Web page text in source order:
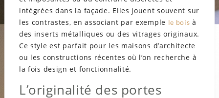
intégrées dans la façade. Elles jouent souvent sur
les contrastes, en associant par exemple le bois à
des inserts métalliques ou des vitrages originaux.
Ce style est parfait pour les maisons d’architecte
ou les constructions récentes où l’on recherche à
la fois design et fonctionnalité.
L’originalité des portes